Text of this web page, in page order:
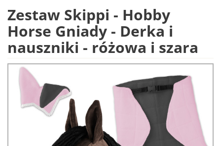
Zestaw Skippi - Hobby
Horse Gniady - Derka i
nauszniki - różowa i szara